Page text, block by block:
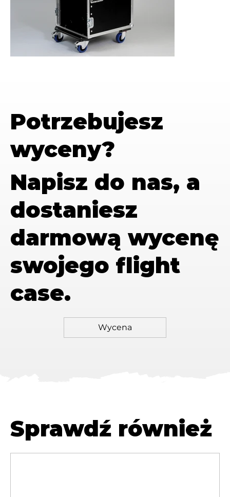
Potrzebujesz
wyceny?
Napisz do nas, a
dostaniesz
darmową wycenę
swojego flight
case.
Sprawdź również